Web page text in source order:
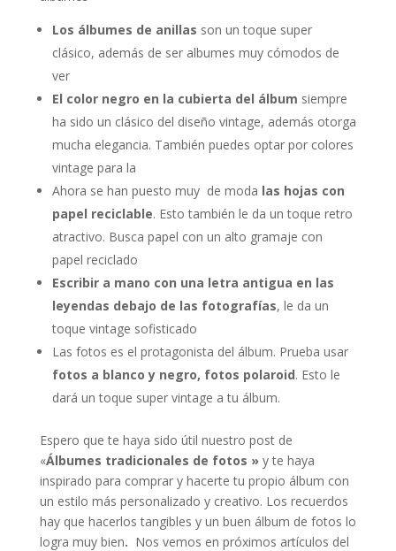
Los álbumes de anillas son un toque super
clásico, además de ser albumes muy cómodos de
ver
El color negro en la cubierta del álbum siempre
ha sido un clásico del diseño vintage, además otorga
mucha elegancia. También puedes optar por colores
vintage para la
Ahora se han puesto muy de moda las hojas con
papel reciclable. Esto también le da un toque retro
atractivo. Busca papel con un alto gramaje con
papel reciclado
Escribir a mano con una letra antigua en las
leyendas debajo de las fotografías, le da un
toque vintage sofisticado
Las fotos es el protagonista del álbum. Prueba usar
fotos a blanco y negro, fotos polaroid. Esto le
dará un toque super vintage a tu álbum.
Espero que te haya sido útil nuestro post de
«Álbumes tradicionales de fotos » y te haya
inspirado para comprar y hacerte tu propio álbum con
un estilo más personalizado y creativo. Los recuerdos
hay que hacerlos tangibles y un buen álbum de fotos lo
logra muy bien. Nos vemos en próximos artículos del